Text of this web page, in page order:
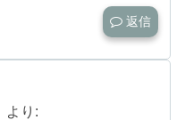
返信
より: